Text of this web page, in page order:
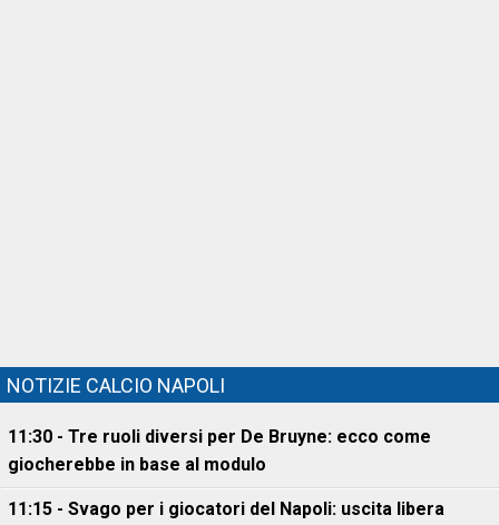
NOTIZIE CALCIO NAPOLI
11:30 - Tre ruoli diversi per De Bruyne: ecco come
giocherebbe in base al modulo
11:15 - Svago per i giocatori del Napoli: uscita libera